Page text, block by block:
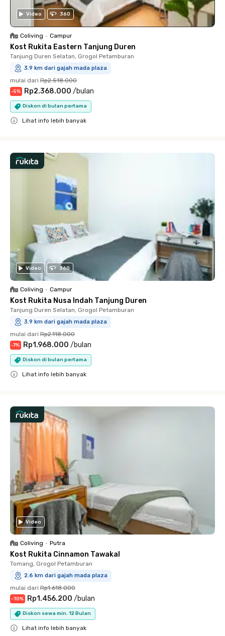
Video 360
Coliving • Campur
Kost Rukita Eastern Tanjung Duren
Tanjung Duren Selatan, Grogol Petamburan
3.9 km dari gajah mada plaza
mulai dari Rp2.518.000
-5% Rp2.368.000 /bulan
Diskon di bulan pertama
Lihat info lebih banyak
Video 360
Coliving • Campur
Kost Rukita Nusa Indah Tanjung Duren
Tanjung Duren Selatan, Grogol Petamburan
3.9 km dari gajah mada plaza
mulai dari Rp2.118.000
-7% Rp1.968.000 /bulan
Diskon di bulan pertama
Lihat info lebih banyak
Video
Coliving • Putra
Kost Rukita Cinnamon Tawakal
Tomang, Grogol Petamburan
2.6 km dari gajah mada plaza
mulai dari Rp1.618.000
-10% Rp1.456.200 /bulan
Diskon sewa min. 12 Bulan
Lihat info lebih banyak